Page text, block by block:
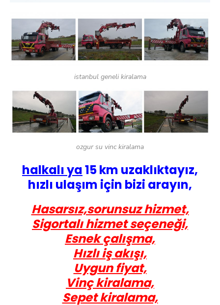
istanbul geneli kiralama
ozgur su vinc kiralama
halkalı ya15 km uzaklıktayız,
hızlı ulaşım için bizi arayın,
Hasarsız,sorunsuz hizmet,
Sigortalı hizmet seçeneği,
Esnek çalışma,
Hızlı iş akışı,
Uygun fiyat,
Vinç kiralama,
Sepet kiralama,